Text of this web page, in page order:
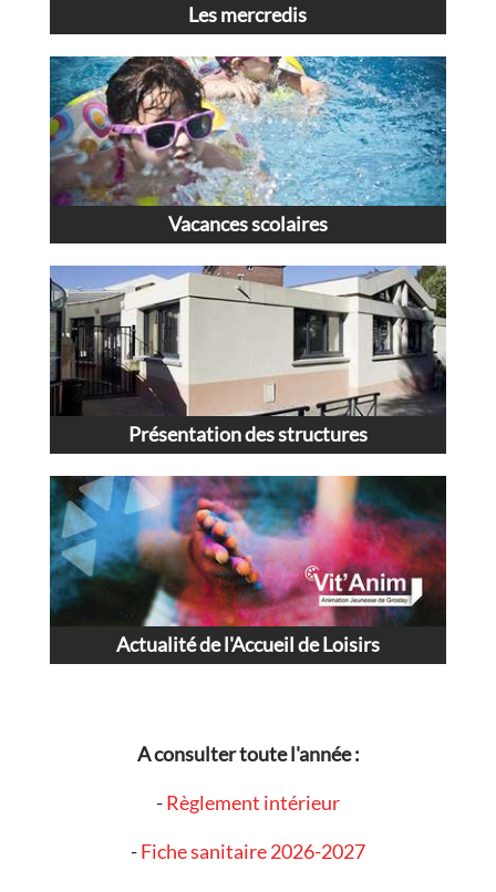
Les mercredis
Vacances scolaires
Présentation des structures
Actualité de l'Accueil de Loisirs
A consulter toute l'année :
-Règlement intérieur
-Fiche sanitaire 2026-2027